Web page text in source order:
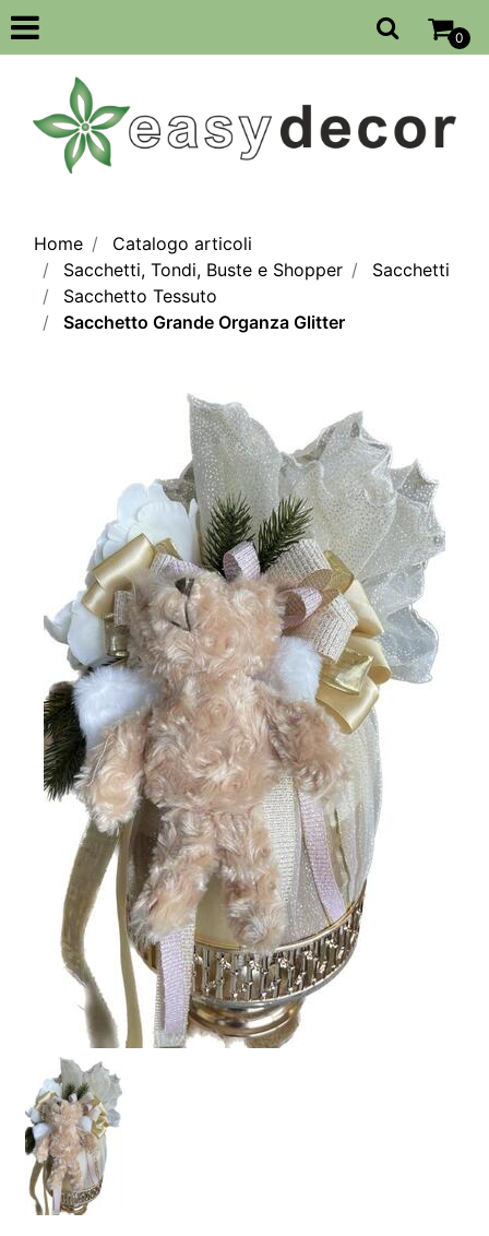
Open
0
Home
Catalogo articoli
Sacchetti, Tondi, Buste e Shopper
Sacchetti
Sacchetto Tessuto
Sacchetto Grande Organza Glitter